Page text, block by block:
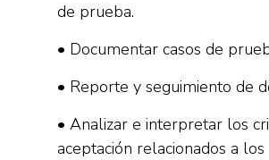
de prueba.
• Documentar casos de
• Reporte y seguimiento de
• Analizar e interpretar los
aceptación relacionados a los